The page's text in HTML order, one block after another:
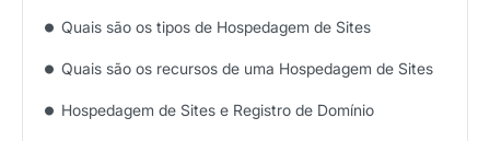
Quais são os tipos de Hospedagem de Sites
Quais são os recursos de uma Hospedagem de Sites
Hospedagem de Sites e Registro de Domínio